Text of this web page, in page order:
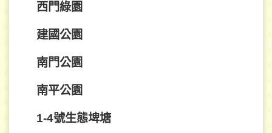
西門綠園
建國公園
南門公園
南平公園
1-4號生態埤塘